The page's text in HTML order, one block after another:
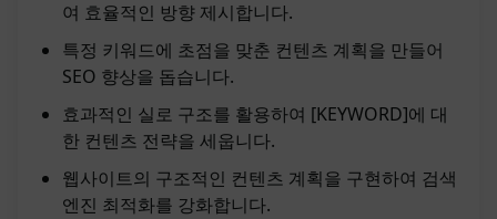
여 효율적인 방향 제시합니다.
특정 키워드에 초점을 맞춘 컨텐츠 계획을 만들어
SEO 향상을 돕습니다.
효과적인 실로 구조를 활용하여 [KEYWORD]에 대
한 컨텐츠 전략을 세웁니다.
웹사이트의 구조적인 컨텐츠 계획을 구현하여 검색
엔진 최적화를 강화합니다.